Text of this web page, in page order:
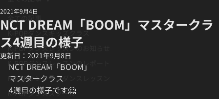
全ての記事
K-POPダンスキッズクラス
K-POPダンスレッスンのお知らせ
K-POPダンスレッスンのレポート
K-POPオンラインダンスレッスン
K-POPダンススクール
NCT DREAM「BOOM」マスタークラ
ス4週目の様子
2021年9月4日
更新日： 2021年9月8日
NCT DREAM「BOOM」
マスタークラス
4週目の様子です🤗